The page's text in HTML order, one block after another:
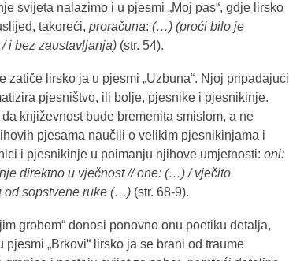
svijeta nalazimo i u pjesmi „Moj pas“, gdje lirsko
takoreći, proračuna: (…) (proći bilo je
i bez zaustavljanja) (str. 54).
zatiče lirsko ja u pjesmi „Uzbuna“. Njoj pripadajući
pjesništvo, ili bolje, pjesnike i pjesnikinje.
književnost bude bremenita smislom, a ne
pjesama naučili o velikim pjesnikinjama i
i pjesnikinje u poimanju njihove umjetnosti: oni:
direktno u vječnost // one: (…) / vječito
od sopstvene ruke (…) (str. 68-9).
donosi ponovno onu poetiku detalja,
„Brkovi“ lirsko ja se brani od traume